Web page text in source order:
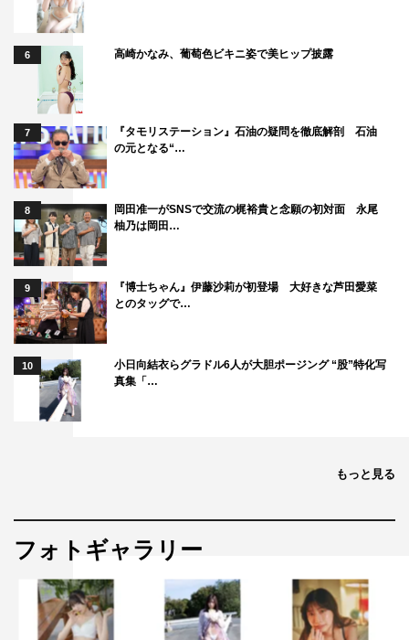
6 高崎かなみ、葡萄色ビキニ姿で美ヒップ披露
7
『タモリステーション』石油の疑問を徹底解剖 石油
の元となる“…
8
岡田准一がSNSで交流の梶裕貴と念願の初対面 永尾
柚乃は岡田…
9
『博士ちゃん』伊藤沙莉が初登場 大好きな芦田愛菜
とのタッグで…
10
小日向結衣らグラドル6人が大胆ポージング “股”特化写
真集「…
もっと見る
フォトギャラリー